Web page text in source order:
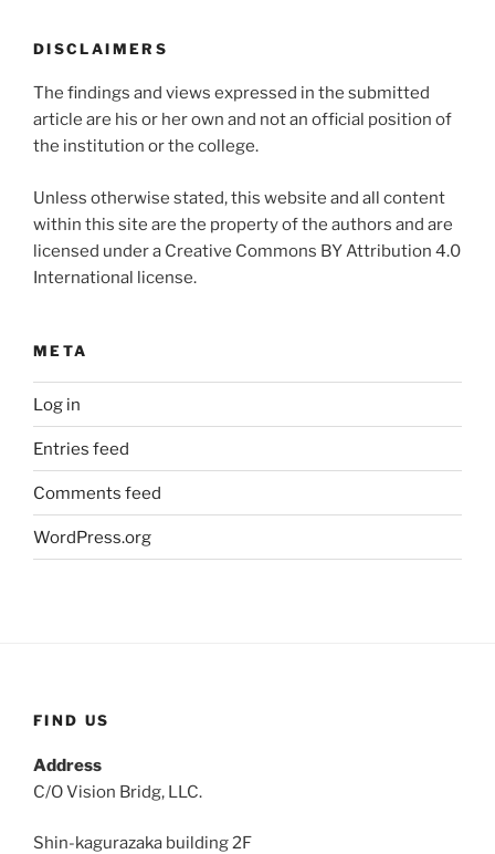
DISCLAIMERS
The findings and views expressed in the submitted
article are his or her own and not an official position of
the institution or the college.
Unless otherwise stated, this website and all content
within this site are the property of the authors and are
licensed under a Creative Commons BY Attribution 4.0
International license.
META
Log in
Entries feed
Comments feed
WordPress.org
FIND US
Address
C/O Vision Bridg, LLC.
Shin-kagurazaka building 2F